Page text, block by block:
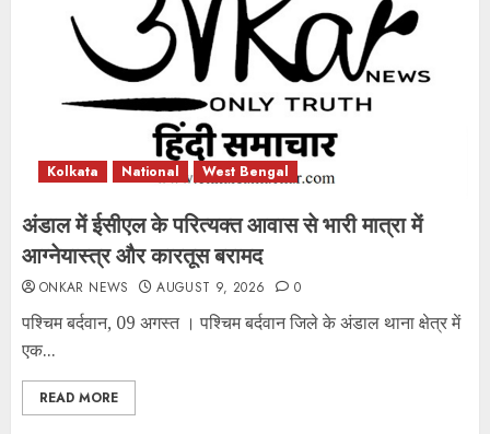
Kolkata National West Bengal
अंडाल में ईसीएल के परित्यक्त आवास से भारी मात्रा में
आग्नेयास्त्र और कारतूस बरामद
ONKAR NEWS AUGUST 9, 2026 0
पश्चिम बर्दवान, 09 अगस्त । पश्चिम बर्दवान जिले के अंडाल थाना क्षेत्र में
एक...
READ MORE